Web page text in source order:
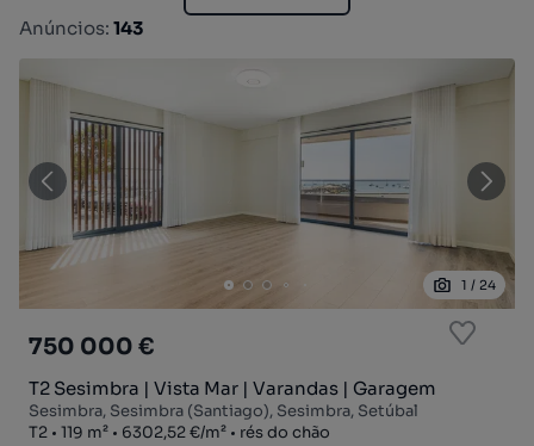
Anúncios: 143
1 / 24
750 000 €
T2 Sesimbra | Vista Mar | Varandas | Garagem
Sesimbra, Sesimbra (Santiago), Sesimbra, Setúbal
Tipologia
T2
Zona119 m²
Preço por metro quadrado
6302,52 €/m²
Andar
rés do chão